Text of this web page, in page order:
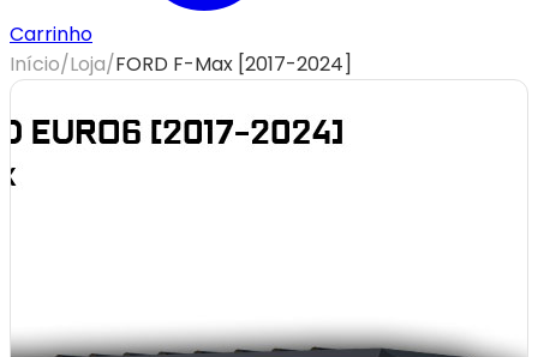
Carrinho
Início/Loja/FORD F-Max [2017-2024]